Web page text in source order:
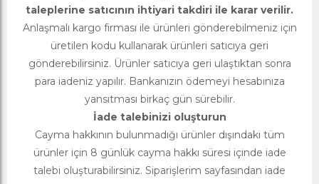
taleplerine satıcının ihtiyari takdiri ile karar verilir.
Anlaşmalı kargo firması ile ürünleri gönderebilmeniz için
üretilen kodu kullanarak ürünleri satıcıya geri
gönderebilirsiniz. Ürünler satıcıya geri ulaştıktan sonra
para iadeniz yapılır. Bankanızın ödemeyi hesabınıza
yansıtması birkaç gün sürebilir.
İade talebinizi oluşturun
Cayma hakkının bulunmadığı ürünler dışındaki tüm
ürünler için 8 günlük cayma hakkı süresi içinde iade
talebi oluşturabilirsiniz. Siparişlerim sayfasından iade